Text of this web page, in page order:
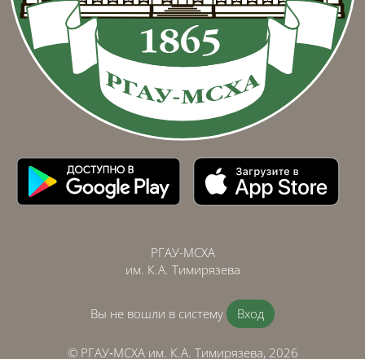
РГАУ-МСХА
им. К.А. Тимирязева
Вы не вошли в систему Вход
© РГАУ‑МСХА им. К.А. Тимирязева, 2026